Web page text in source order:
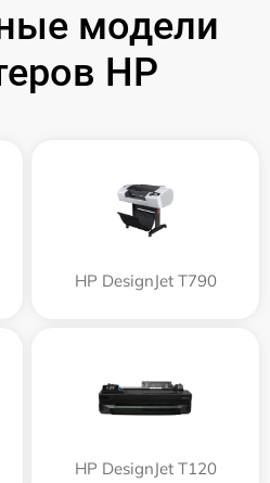
модели
HP
HP DesignJet T790
HP DesignJet T120